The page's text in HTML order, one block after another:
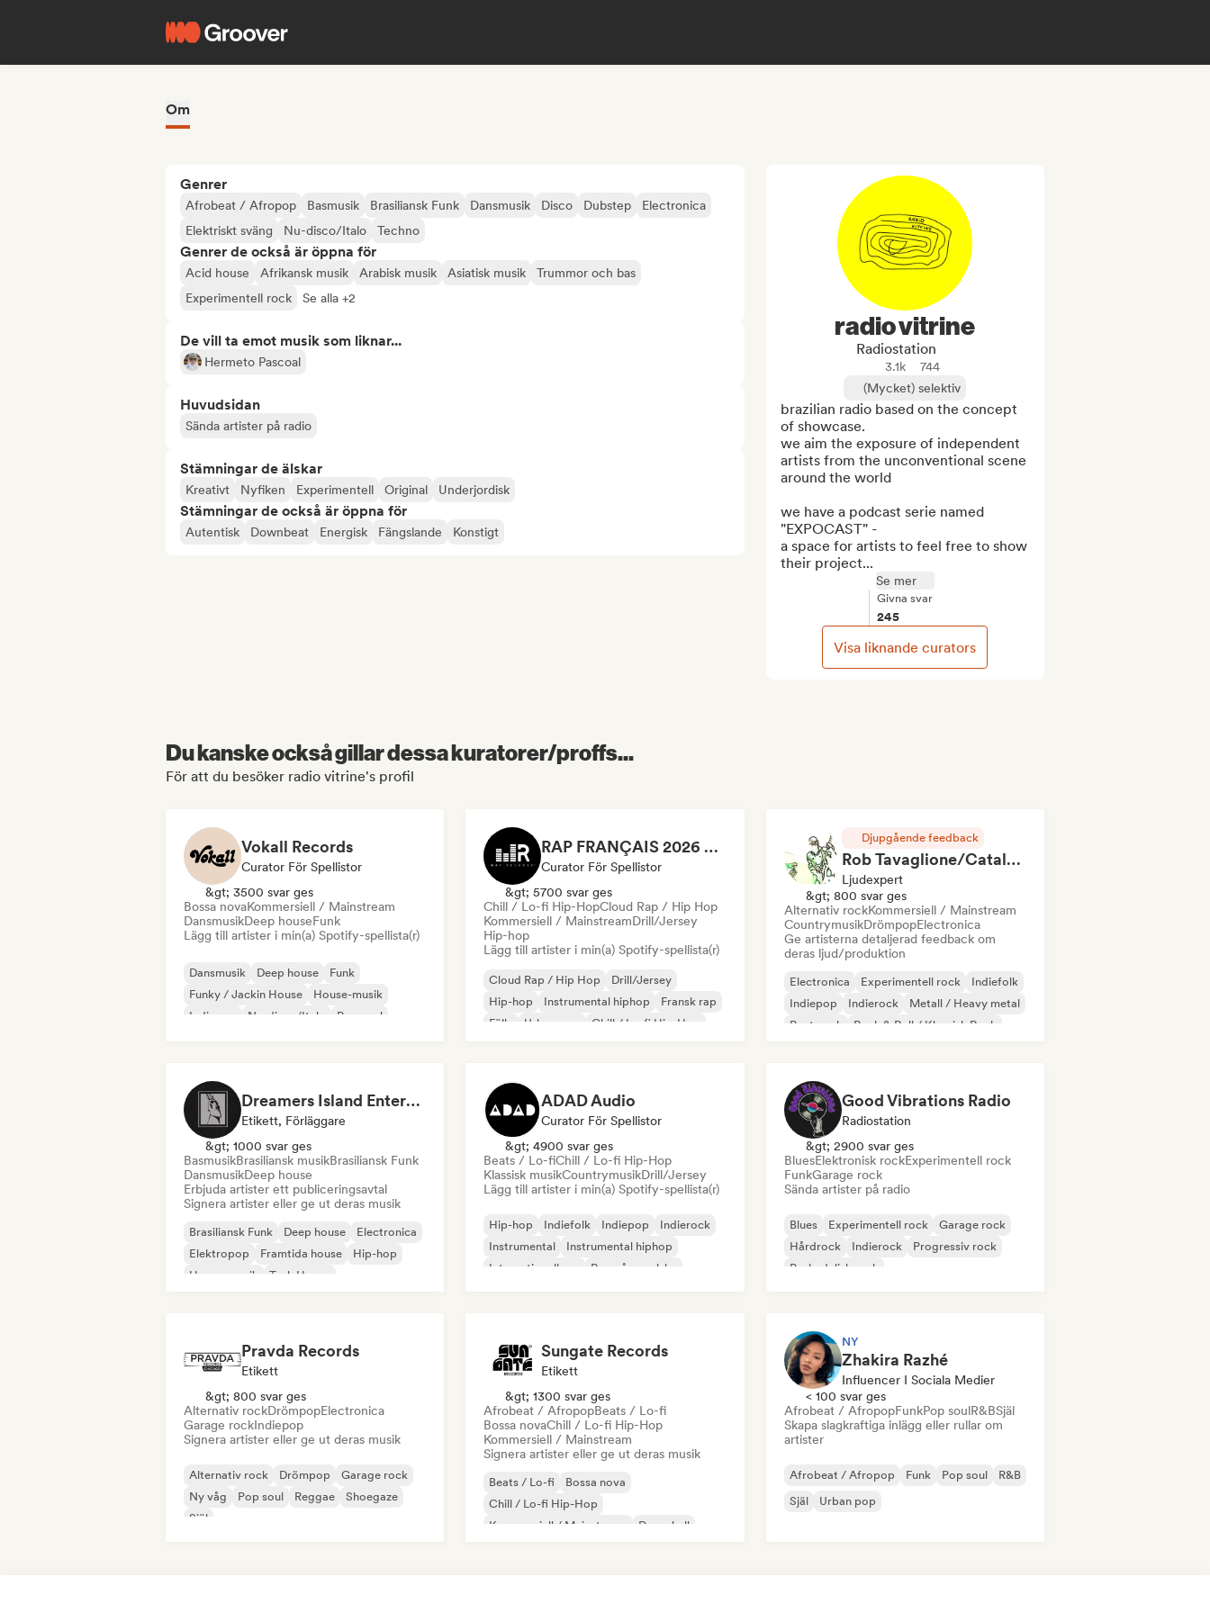
Om
Genrer
Afrobeat / Afropop Basmusik Brasiliansk Funk Dansmusik Disco Dubstep
Electronica
Elektriskt sväng
Nu-disco/Italo Techno
Genrer de också är öppna för
Acid house Afrikansk musik Arabisk musik Asiatisk musik
Trummor och bas
Experimentell rock
Se alla +2
De vill ta emot musik som liknar...
Hermeto Pascoal
Huvudsidan
Sända artister på radio
Stämningar de älskar
Kreativt Nyfiken Experimentell Original Underjordisk
Stämningar de också är öppna för
Autentisk Downbeat Energisk Fängslande Konstigt
radio vitrine
Radiostation
3.1k
744
(Mycket) selektiv
brazilian radio based on the concept
of showcase.
we aim the exposure of independent
artists from the unconventional scene
around the world
we have a podcast serie named
"EXPOCAST" -
a space for artists to feel free to show
their project...
Se mer
Givna svar
245
Visa liknande curators
Du kanske också gillar dessa kuratorer/proffs...
För att du besöker radio vitrine's profil
Vokall Records
Curator För Spellistor
&gt; 3500 svar ges
Bossa novaKommersiell / Mainstream
DansmusikDeep houseFunk
Lägg till artister i min(a) Spotify-spellista(r)
Dansmusik Deep house
Funk
Funky / Jackin House
House-musik
Indiepop
Nu-disco/Italo Pop soul
RAP FRANÇAIS 2026 🔥🇫🇷 (Way Records)
Curator För Spellistor
&gt; 5700 svar ges
Chill / Lo-fi Hip-HopCloud Rap / Hip Hop
Kommersiell / MainstreamDrill/Jersey
Hip-hop
Lägg till artister i min(a) Spotify-spellista(r)
Cloud Rap / Hip Hop
Drill/Jersey
Hip-hop
Instrumental hiphop
Fransk rap
Fälla
Urban pop Chill / Lo-fi Hip-Hop
Djupgående feedback
Rob Tavaglione/Catalyst Recording
Ljudexpert
&gt; 800 svar ges
Alternativ rockKommersiell / Mainstream
CountrymusikDrömpopElectronica
Ge artisterna detaljerad feedback om
deras ljud/produktion
Electronica Experimentell rock
Indiefolk
Indiepop
Indierock
Metall / Heavy metal
Post punk
Rock & Roll / Klassisk Rock
Dreamers Island Entertainment
Etikett, Förläggare
&gt; 1000 svar ges
BasmusikBrasiliansk musikBrasiliansk Funk
DansmusikDeep house
Erbjuda artister ett publiceringsavtal
Signera artister eller ge ut deras musik
Brasiliansk Funk Deep house
Electronica
Elektropop
Framtida house
Hip-hop
House-musik
Tech House
ADAD Audio
Curator För Spellistor
&gt; 4900 svar ges
Beats / Lo-fiChill / Lo-fi Hip-Hop
Klassisk musikCountrymusikDrill/Jersey
Lägg till artister i min(a) Spotify-spellista(r)
Hip-hop Indiefolk Indiepop
Indierock
Instrumental
Instrumental hiphop
Internationell rap
Rap på engelska
Good Vibrations Radio
Radiostation
&gt; 2900 svar ges
BluesElektronisk rockExperimentell rock
FunkGarage rock
Sända artister på radio
Blues Experimentell rock
Garage rock
Hårdrock
Indierock
Progressiv rock
Psykedelisk rock
Pravda Records
Etikett
&gt; 800 svar ges
Alternativ rockDrömpopElectronica
Garage rockIndiepop
Signera artister eller ge ut deras musik
Alternativ rock Drömpop
Garage rock
Ny våg
Pop soul Reggae
Shoegaze
Själ
Sungate Records
Etikett
&gt; 1300 svar ges
Afrobeat / AfropopBeats / Lo-fi
Bossa novaChill / Lo-fi Hip-Hop
Kommersiell / Mainstream
Signera artister eller ge ut deras musik
Beats / Lo-fi
Bossa nova
Chill / Lo-fi Hip-Hop
Kommersiell / Mainstream
Dancehall
NY
Zhakira Razhé
Influencer I Sociala Medier
< 100 svar ges
Afrobeat / AfropopFunkPop soulR&BSjäl
Skapa slagkraftiga inlägg eller rullar om
artister
Afrobeat / Afropop Funk Pop soul
R&B
Själ
Urban pop